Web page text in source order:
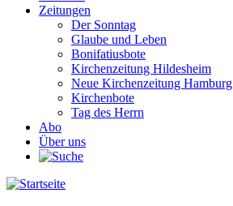
Zeitungen
Der Sonntag
Glaube und Leben
Bonifatiusbote
Kirchenzeitung Hildesheim
Neue Kirchenzeitung Hamburg
Kirchenbote
Tag des Herrn
Abo
Über uns